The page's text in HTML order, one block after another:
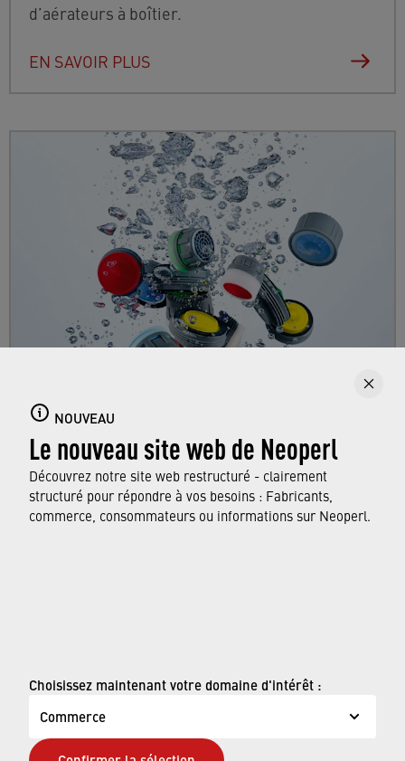
NOUVEAU
Le nouveau site web de Neoperl
Découvrez notre site web restructuré - clairement
structuré pour répondre à vos besoins : Fabricants,
commerce, consommateurs ou informations sur Neoperl.
Choisissez maintenant votre domaine d'intérêt :
Commerce
d’aérateurs à boîtier.
EN SAVOIR PLUS
Plongez dans le monde varié des aérateurs de
Neoperl, utilisés quotidiennement dans tous
les ménages, et apprenez-en plus sur ses
fonctions.
Mentions légales
Page de confidentialité